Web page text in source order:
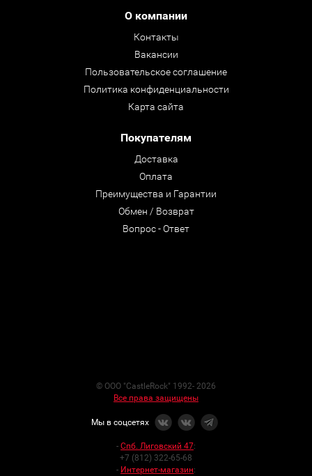
О компании
Контакты
Вакансии
Пользовательское соглашение
Политика конфиденциальности
Карта сайта
Покупателям
Доставка
Оплата
Преимущества и Гарантии
Обмен / Возврат
Вопрос - Ответ
© ООО "CastleRock" 1992- 2026
Все права защищены
Мы в соцсетях
- Спб. Лиговский 47:
+7 (812) 322-65-68
- Интернет-магазин: